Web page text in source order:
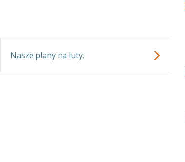
Nasze plany na luty.